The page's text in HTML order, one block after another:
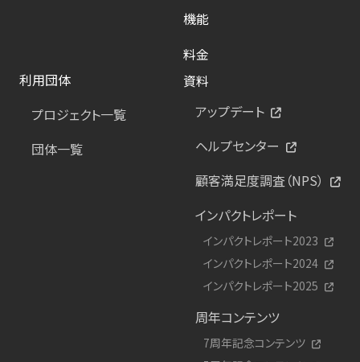
機能
料金
利用団体
プロジェクト一覧
団体一覧
資料
アップデート
ヘルプセンター
顧客満足度調査（NPS）
インパクトレポート
インパクトレポート2023
インパクトレポート2024
インパクトレポート2025
周年コンテンツ
7周年記念コンテンツ